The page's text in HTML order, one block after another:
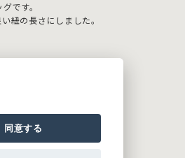
です。
紐の長さにしました。
品です。
耐えることができます。
くなりますが、
響を受けにくい素材です。
同意する